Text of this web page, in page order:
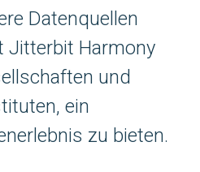
Datenquellen
Jitterbit Harmony
und
ein
zu bieten.